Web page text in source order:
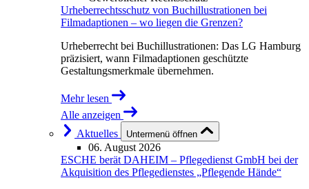
Urheberrechtsschutz von Buchillustrationen bei
Filmadaptionen – wo liegen die Grenzen?
Urheberrecht bei Buchillustrationen: Das LG Hamburg
präzisiert, wann Filmadaptionen geschützte
Gestaltungsmerkmale übernehmen.
Mehr lesen
Alle anzeigen
Aktuelles
Untermenü öffnen
06. August 2026
ESCHE berät DAHEIM – Pflegedienst GmbH bei der
Akquisition des Pflegedienstes „Pflegende Hände“